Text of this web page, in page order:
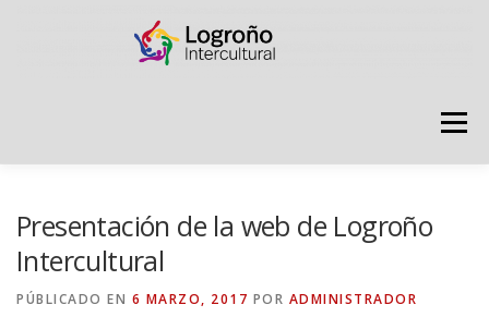
Menú
Presentación de la web de Logroño
Intercultural
PÚBLICADO EN 6 MARZO, 2017 POR ADMINISTRADOR